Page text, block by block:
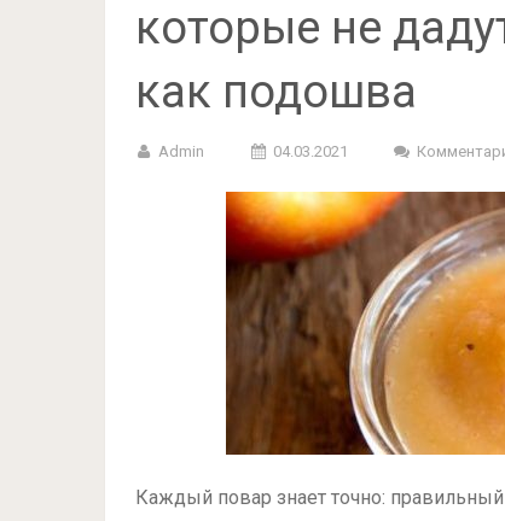
которые не
как подошва
Admin 04.03.2021
Каждый повар знает точно: